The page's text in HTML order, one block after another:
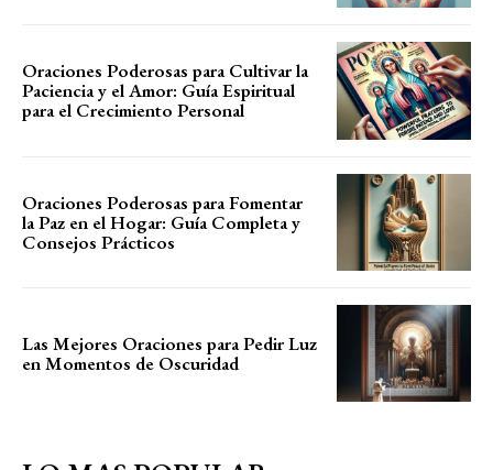
Oraciones Poderosas para Cultivar la
Paciencia y el Amor: Guía Espiritual
para el Crecimiento Personal
Oraciones Poderosas para Fomentar
la Paz en el Hogar: Guía Completa y
Consejos Prácticos
Las Mejores Oraciones para Pedir Luz
en Momentos de Oscuridad